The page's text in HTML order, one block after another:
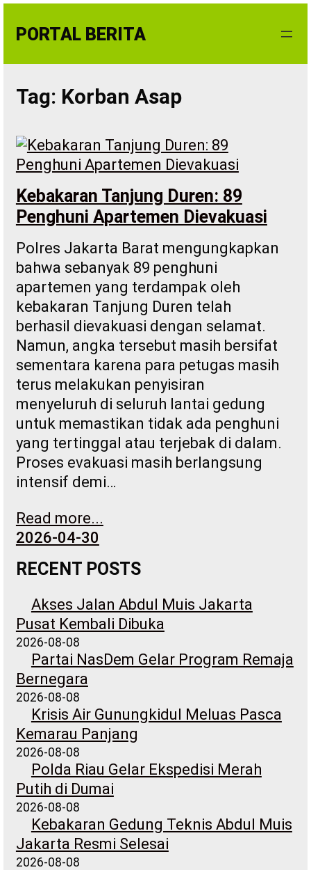
toPORTAL BERITA
Tag: Korban Asap
Kebakaran Tanjung Duren: 89
Penghuni Apartemen Dievakuasi
Polres Jakarta Barat mengungkapkan
bahwa sebanyak 89 penghuni
apartemen yang terdampak oleh
kebakaran Tanjung Duren telah
berhasil dievakuasi dengan selamat.
Namun, angka tersebut masih bersifat
sementara karena para petugas masih
terus melakukan penyisiran
menyeluruh di seluruh lantai gedung
untuk memastikan tidak ada penghuni
yang tertinggal atau terjebak di dalam.
Proses evakuasi masih berlangsung
intensif demi…
Read more...
2026-04-30
RECENT POSTS
Akses Jalan Abdul Muis Jakarta
Pusat Kembali Dibuka
2026-08-08
Partai NasDem Gelar Program Remaja
Bernegara
2026-08-08
Krisis Air Gunungkidul Meluas Pasca
Kemarau Panjang
2026-08-08
Polda Riau Gelar Ekspedisi Merah
Putih di Dumai
2026-08-08
Kebakaran Gedung Teknis Abdul Muis
Jakarta Resmi Selesai
2026-08-08